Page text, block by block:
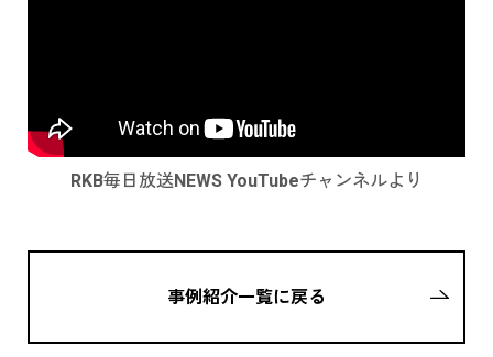
RKB毎日放送NEWS YouTubeチャンネルより
事例紹介一覧に戻る